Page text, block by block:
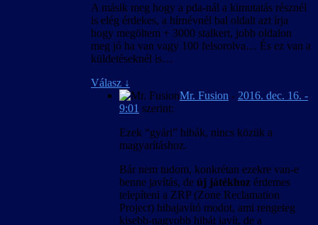
A másik meg hogy a pda-nál a kimutatás résznél
is elég érdekes, a hírnévnél bal oldalt azt írja
hogy megöltem + 3000 stalkert, jobb oldalon
meg jó ha van vagy 100 felsorolva… És ez van a
küldetéseknél is…
Válasz ↓
Mr. Fusion - 2016. dec. 16. -
9:01 szerint:
Ezek “gyári” hibák, nincs közük a
magyarításhoz.
Bár nem tudom, konkrétan ezekre van-e
benne javítás, de új játékhoz érdemes
telepíteni a ZRP (Zone Reclamation
Project) hibajavító modot, ami rengeteg
kisebb-nagyobb hibát javít, de a